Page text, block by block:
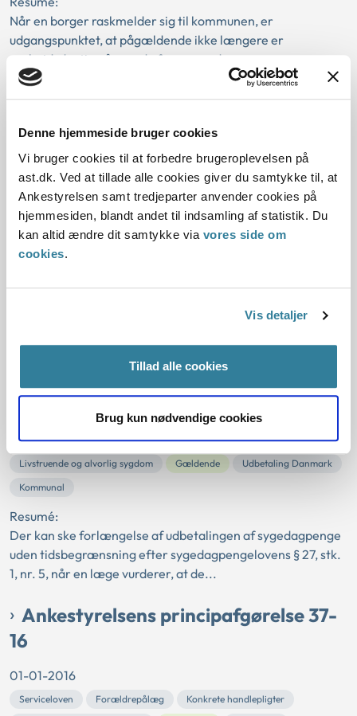
Denne hjemmeside bruger cookies
Vi bruger cookies til at forbedre brugeroplevelsen på
ast.dk. Ved at tillade alle cookies giver du samtykke til, at
Ankestyrelsen samt tredjeparter anvender cookies på
hjemmesiden, blandt andet til indsamling af statistik. Du
kan altid ændre dit samtykke via vores side om
cookies.
Vis detaljer
Tillad alle cookies
Brug kun nødvendige cookies
Når en borger raskmelder sig til kommunen, er
udgangspunktet, at pågældende ikke længere er
uarbejdsdygtig på grund af egen sygdom.
Kan borger ikke...
16
01-01-2016
Serviceloven Beregning Merudgifter
Ansøgningstidspunkt
Tilbagevirkende kraft
Omberegning Gældende
Resumé:
borgere med varigt nedsat fysisk eller psykisk...
Ankestyrelsens principafgørelse 68-
16
Sygedagpengeloven
Forlængelse
Livstruende og alvorlig sygdom
Gældende
Udbetaling Danmark
Kommunal
Resumé:
Der kan ske forlængelse af udbetalingen af sygedagpenge
uden tidsbegrænsning efter sygedagpengelovens § 27, stk.
1, nr. 5, når en læge vurderer, at de...
Ankestyrelsens principafgørelse 37-
16
01-01-2016
Serviceloven Forældrepålæg
Konkrete handlepligter